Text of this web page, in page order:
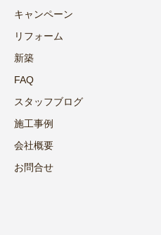
キャンペーン
リフォーム
新築
FAQ
スタッフブログ
施工事例
会社概要
お問合せ